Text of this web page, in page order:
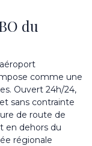
du
aéroport
comme une
Ouvert 24h/24,
sans contrainte
de route de
en dehors du
régionale